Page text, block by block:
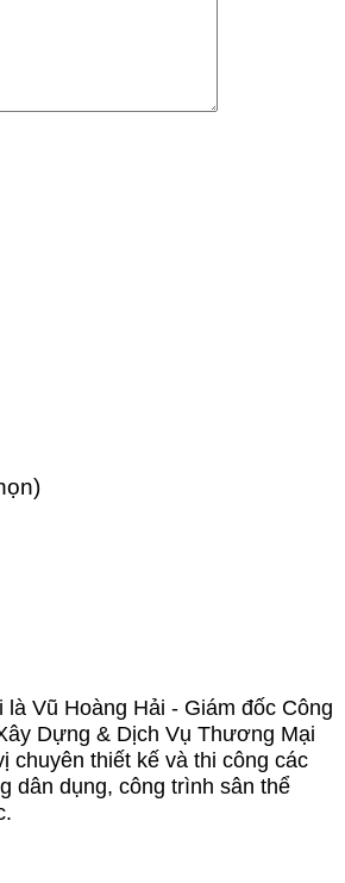
là Vũ Hoàng Hải - Giám đốc Công
Dựng & Dịch Vụ Thương Mại
chuyên thiết kế và thi công các
dân dụng, công trình sân thể